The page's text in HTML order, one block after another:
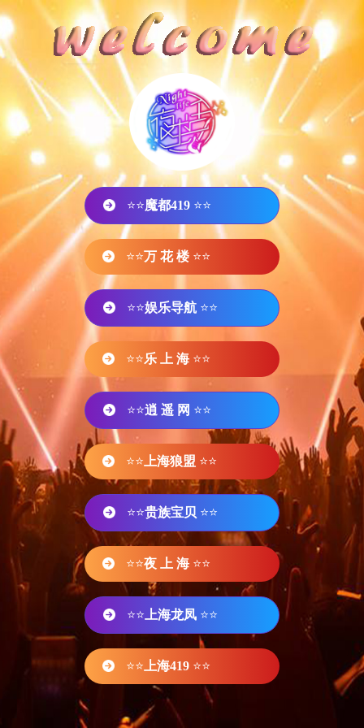
⭐⭐魔都419 ⭐⭐
⭐⭐万 花 楼 ⭐⭐
⭐⭐娱乐导航 ⭐⭐
⭐⭐乐 上 海 ⭐⭐
⭐⭐逍 遥 网 ⭐⭐
⭐⭐ 上海狼盟 ⭐⭐
⭐⭐贵族宝贝 ⭐⭐
⭐⭐夜 上 海 ⭐⭐
⭐⭐ 上海龙凤 ⭐⭐
⭐⭐ 上海419 ⭐⭐